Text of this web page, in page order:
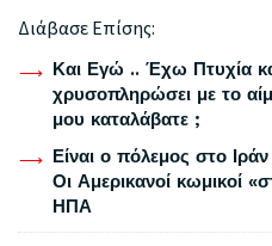
Διάβασε Επίσης:
Και Εγώ .. Έχω Πτυχία
χρυσοπληρώσει με το
μου καταλάβατε ;
Είναι ο πόλεμος στο
Οι Αμερικανοί κωμικοί
ΗΠΑ